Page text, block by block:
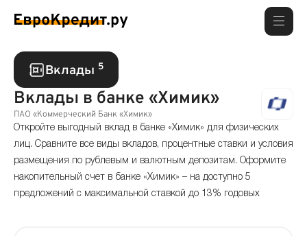
Вклады 5
Вклады в банке «Химик»
ПАО «Коммерческий Банк «Химик»
Откройте выгодный вклад в банке «Химик» для физических
лиц. Сравните все виды вкладов, процентные ставки и условия
размещения по рублевым и валютным депозитам. Оформите
накопительный счет в банке «Химик» – на доступно 5
предложений с максимальной ставкой до 13% годовых